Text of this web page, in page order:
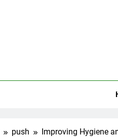
push Improving Hygiene